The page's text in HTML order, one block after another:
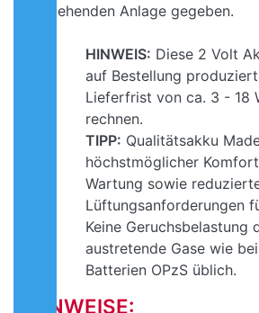
bestehenden Anlage gegeben.
HINWEIS: Diese 2 Volt
auf Bestellung
Lieferfrist von ca. 3 - 18
rechnen.
TIPP: Qualitätsakku
höchstmöglicher
Wartung sowie
Lüftungsanforderungen
Keine Geruchsbelastung
austretende Gase wie
Batterien OPzS üblich.
HINWEISE: